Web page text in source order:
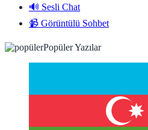
🔊 Sesli Chat
📹 Görüntülü Sohbet
Popüler Yazılar